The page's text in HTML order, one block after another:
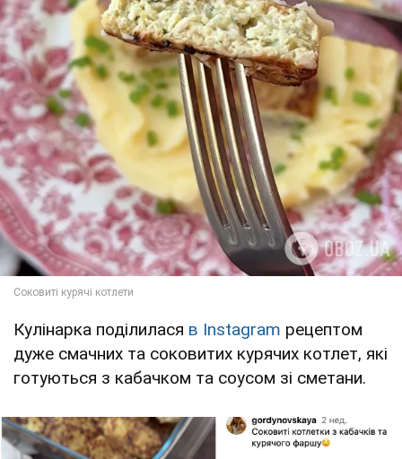
Кулінарка поділилася в Instagram рецептом
дуже смачних та соковитих курячих котлет, які
готуються з кабачком та соусом зі сметани.